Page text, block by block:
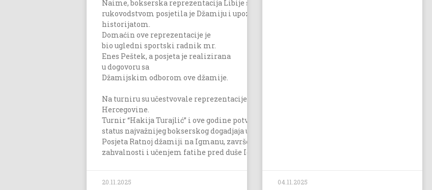
Naime, bokserska reprezentacija Libije sa svojim stručnim
rukovodstvom posjetila je Džamiju i upoznala se sa njenim
historijatom.
Domaćin ove reprezentacije je
bio ugledni sportski radnik mr.
Enes Peštek, a posjeta je realizirana
u dogovoru sa
Džamijskim odborom ove džamije.
Na turniru su učestvovale reprezentacije iz 13. država: Švedske, Poljske, Slovačke, Srbije,
Hercegovine.
Turnir “Hakija Turajlić” i ove godine potvrdio je
status najvažnijeg bokserskog dogadjaja u regiji.
Posjeta Ratnoj džamiji na Igmanu, završena je riječima
zahvalnosti i učenjem fatihe pred duše Igmanskih šehida, uzobećanje da će opet posjetiti
20.11.2025 04.11.2025